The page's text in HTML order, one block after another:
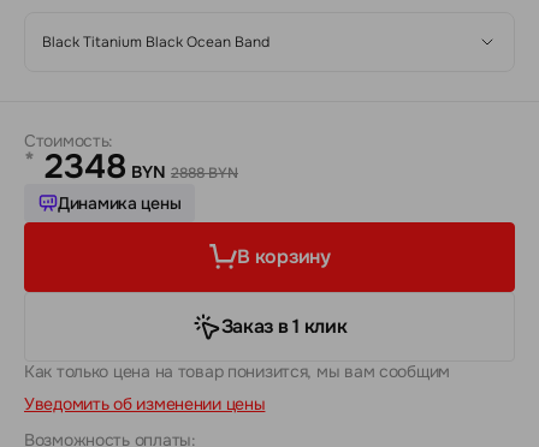
Black Titanium Black Ocean Band
Стоимость:
* 2348 BYN 2888 BYN
Динамика цены
В корзину
Заказ в 1 клик
Как только цена на товар понизится, мы вам сообщим
Уведомить об изменении цены
Возможность оплаты: